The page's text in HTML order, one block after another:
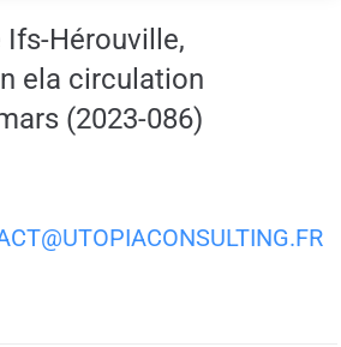
Hérouville,
ela circulation
(2023-086)